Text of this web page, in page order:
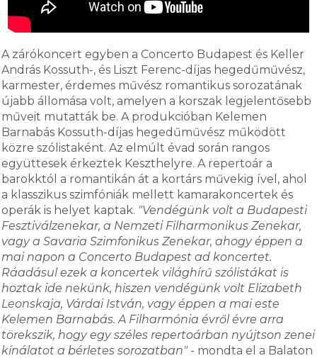
A zárókoncert egyben a Concerto Budapest és Keller
András Kossuth-, és Liszt Ferenc-díjas hegedűművész,
karmester, érdemes művész romantikus sorozatának
újabb állomása volt, amelyen a korszak legjelentősebb
műveit mutatták be. A produkcióban Kelemen
Barnabás Kossuth-díjas hegedűművész működött
közre szólistaként. Az elmúlt évad során rangos
együttesek érkeztek Keszthelyre. A repertoár a
barokktól a romantikán át a kortárs művekig ível, ahol
a klasszikus szimfóniák mellett kamarakoncertek és
operák is helyet kaptak. "Vendégünk volt a Budapesti
Fesztiválzenekar, a Nemzeti Filharmonikus Zenekar,
vagy a Savaria Szimfonikus Zenekar, ahogy éppen a
mai napon a Concerto Budapest ad koncertet.
Ráadásul ezek a koncertek világhírű szólistákat is
hoztak ide nekünk, hiszen vendégünk volt Elizabeth
Leonskaja, Várdai István, vagy éppen a mai este
Kelemen Barnabás. A Filharmónia évről évre arra
törekszik, hogy egy széles repertoárban nyújtson zenei
kínálatot a bérletes sorozatban" - mondta el a Balaton